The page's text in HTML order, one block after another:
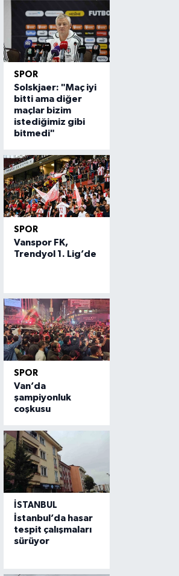
SPOR
Solskjaer: "Maç iyi
bitti ama diğer
maçlar bizim
istediğimiz gibi
bitmedi"
SPOR
Vanspor FK,
Trendyol 1. Lig’de
SPOR
Van’da
şampiyonluk
coşkusu
İSTANBUL
İstanbul’da hasar
tespit çalışmaları
sürüyor